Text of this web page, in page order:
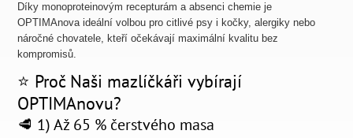
Díky monoproteinovým recepturám a absenci chemie je
OPTIMAnova ideální volbou pro citlivé psy i kočky, alergiky nebo
náročné chovatele, kteří očekávají maximální kvalitu bez
kompromisů.
⭐ Proč Naši mazlíčkáři vybírají
OPTIMAnovu?
🥩 1) Až 65 % čerstvého masa